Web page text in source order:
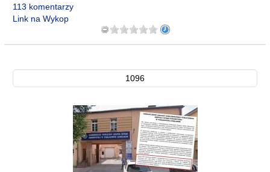
113 komentarzy
Link na Wykop
1096